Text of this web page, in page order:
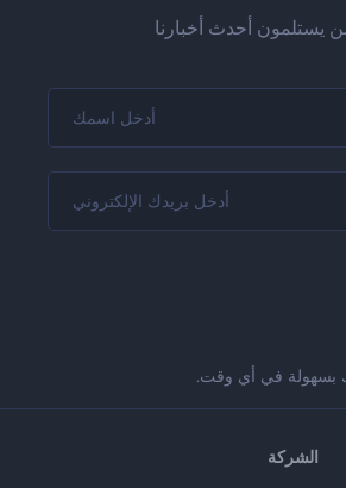
يستلمون أحدث أخبارنا
بسهولة في أي وقت.
الشركة